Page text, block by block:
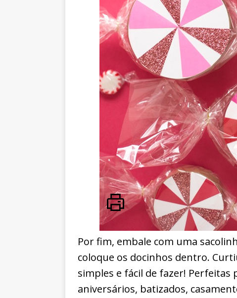
Por fim, embale com uma
coloque os docinhos dentro.
simples e fácil de fazer! Perfeitas
aniversários, batizados,